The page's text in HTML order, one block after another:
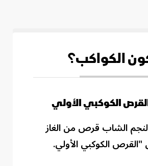
الكواكب؟
الكوكبي الأولي
الشاب قرص من الغاز
"القرص الكوكبي الأولي.